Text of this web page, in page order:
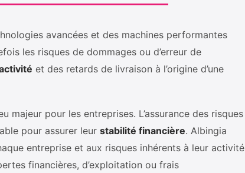
avancées et des machines performantes
les risques de dommages ou d’erreur de
et des retards de livraison à l’origine d’une
majeur pour les entreprises. L’assurance des risques
pour assurer leur stabilité financière. Albingia
entreprise et aux risques inhérents à leur activité
financières, d’exploitation ou frais